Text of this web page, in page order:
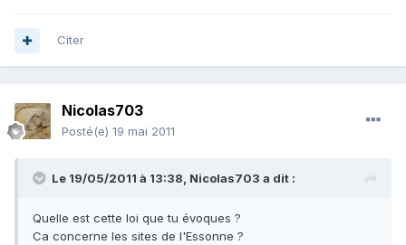
Citer
Nicolas703
Posté(e) 19 mai 2011
Le 19/05/2011 à 13:38, Nicolas703 a dit :
Quelle est cette loi que tu évoques ?
Ca concerne les sites de l'Essonne ?